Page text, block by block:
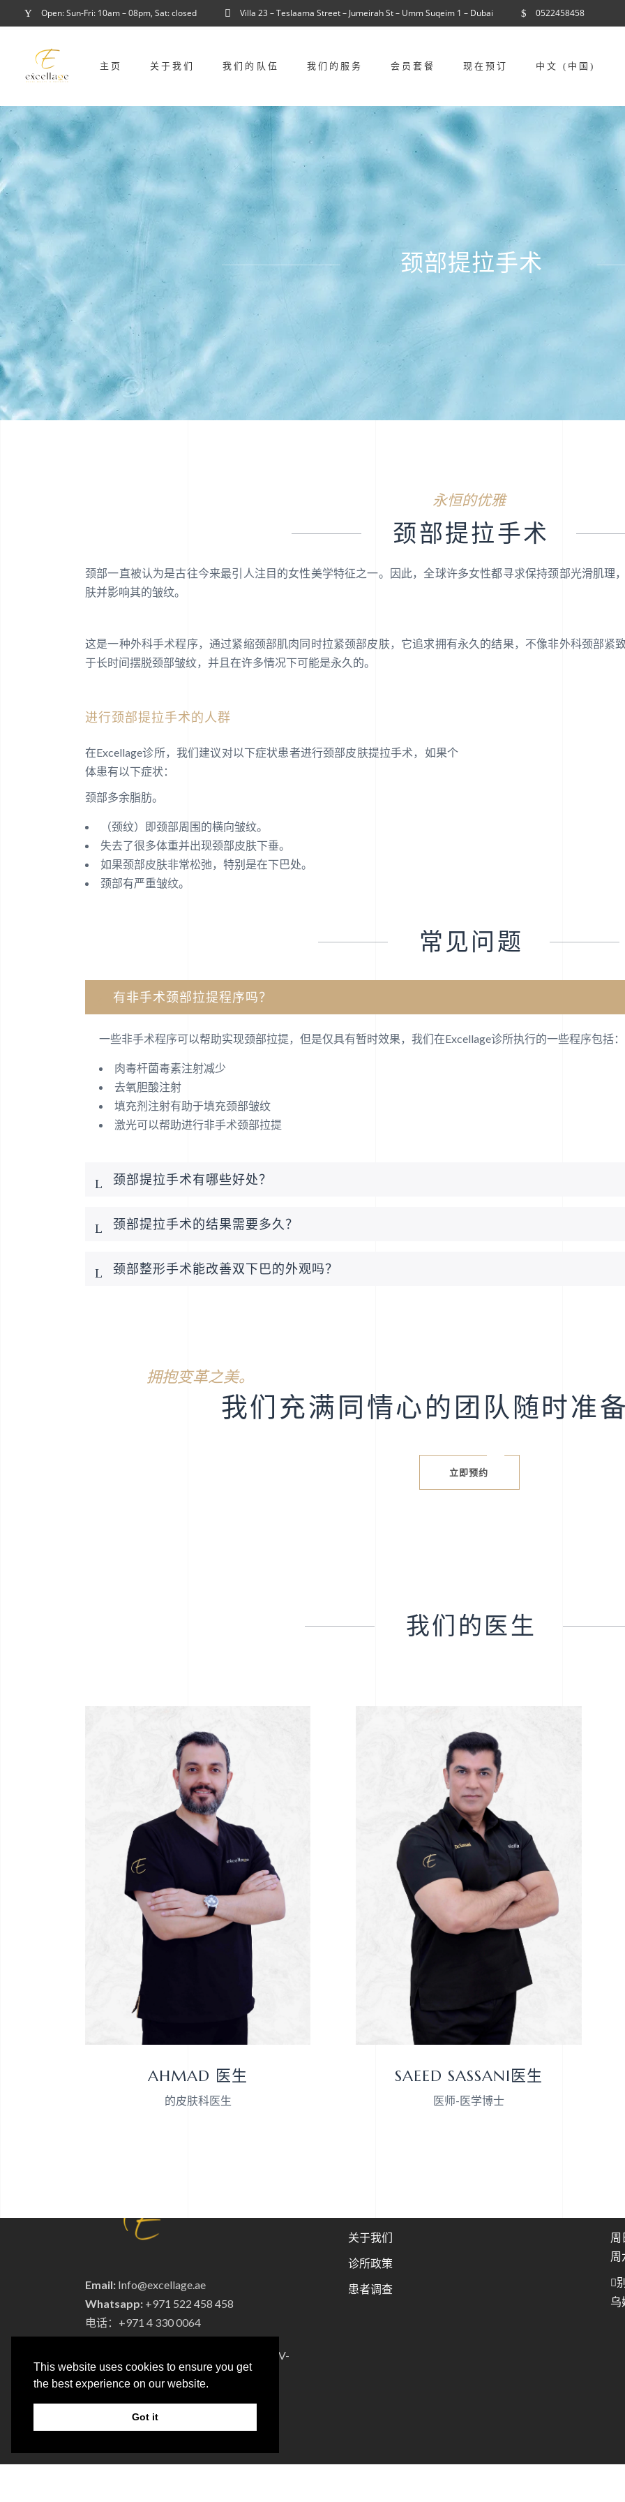
Open: Sun-Fri: 10am – 08pm, Sat: closed Villa 23 – Teslaama Street – Jumeirah St – Umm Suqeim 1 – Dubai 0522458458
主页 关于我们 我们的队伍 我们的服务 会员套餐 现在预订 中文 (中国)
颈部提拉手术
永恒的优雅
颈部提拉手术
颈部一直被认为是古往今来最引人注目的女性美学特征之一。因此，全球许多女性都寻求保持颈部光滑肌理
肤并影响其的皱纹。
这是一种外科手术程序，通过紧缩颈部肌肉同时拉紧颈部皮肤，它追求拥有永久的结果，不像非外科颈部紧
于长时间摆脱颈部皱纹，并且在许多情况下可能是永久的。
进行颈部提拉手术的人群
在Excellage诊所，我们建议对以下症状患者进行颈部皮肤提拉手术，如果个
体患有以下症状：
颈部多余脂肪。
（颈纹）即颈部周围的横向皱纹。
失去了很多体重并出现颈部皮肤下垂。
如果颈部皮肤非常松弛，特别是在下巴处。
颈部有严重皱纹。
常见问题
有非手术颈部拉提程序吗？
一些非手术程序可以帮助实现颈部拉提，但是仅具有暂时效果，我们在Excellage诊所执行的一些程序包括：
肉毒杆菌毒素注射减少
去氧胆酸注射
填充剂注射有助于填充颈部皱纹
激光可以帮助进行非手术颈部拉提
颈部提拉手术有哪些好处？
颈部提拉手术的结果需要多久？
颈部整形手术能改善双下巴的外观吗？
拥抱变革之美。
我们充满同情心的团队随时准
立即预约
我们的医生
AHMAD 医生
的皮肤科医生
SAEED SASSANI医生
医师-医学博士
Email: Info@excellage.ae
Whatsapp: +971 522 458 458
电话：+971 4 330 0064
OT8ZF8NV-
090326
关于我们
诊所政策
患者调查
周
周
乌
This website uses cookies to ensure you get
the best experience on our website.
Got it